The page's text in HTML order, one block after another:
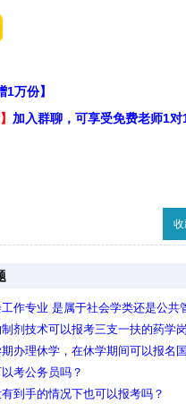
万份】
加入群聊，可享受免费老师1
作专业 是属于社会学类还是公共
剂技术可以报考三支一扶的药学
办理休学，在休学期间可以报名
考公务员吗？
到手的情况下也可以报考吗？